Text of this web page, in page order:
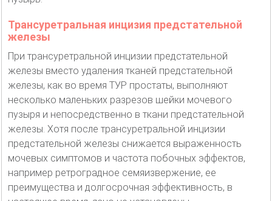
Трансуретральная инцизия предстательной
железы
При трансуретральной инцизии предстательной
железы вместо удаления тканей предстательной
железы, как во время ТУР простаты, выполняют
несколько маленьких разрезов шейки мочевого
пузыря и непосредственно в ткани предстательной
железы. Хотя после трансуретральной инцизии
предстательной железы снижается выраженность
мочевых симптомов и частота побочных эффектов,
например ретроградное семяизвержение, ее
преимущества и долгосрочная эффективность, в